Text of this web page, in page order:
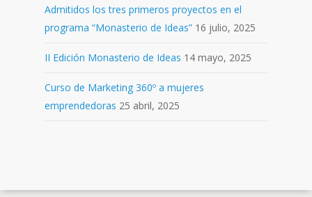
Admitidos los tres primeros proyectos en el
programa “Monasterio de Ideas” 16 julio, 2025
II Edición Monasterio de Ideas 14 mayo, 2025
Curso de Marketing 360º a mujeres
emprendedoras 25 abril, 2025